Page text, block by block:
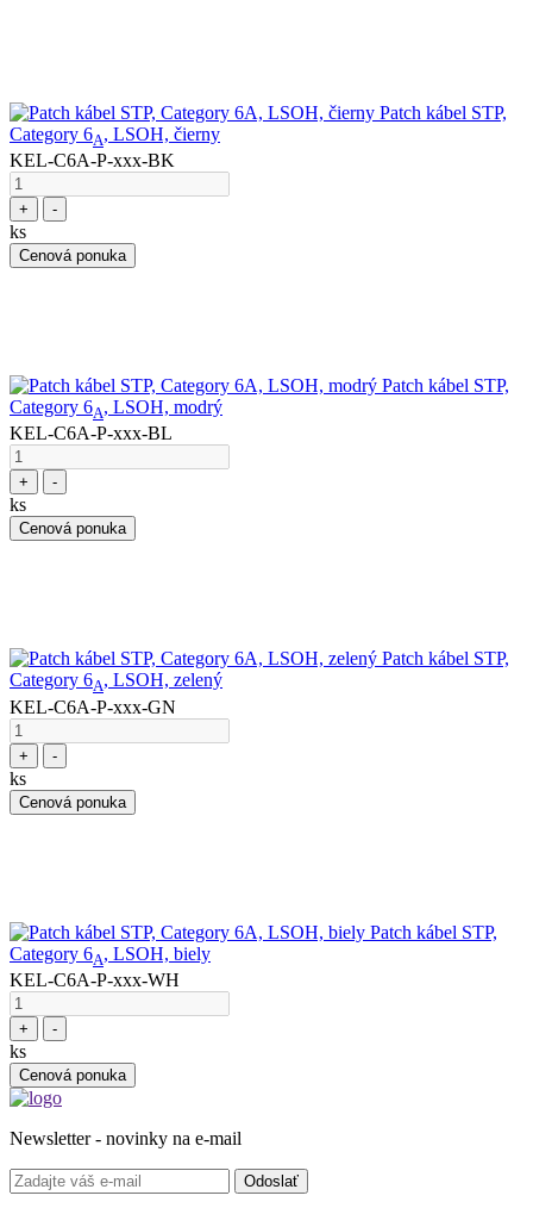
Patch kábel STP,
Category 6A, LSOH, čierny
KEL-C6A-P-xxx-BK
+ -
ks
Cenová ponuka
Patch kábel STP,
Category 6A, LSOH, modrý
KEL-C6A-P-xxx-BL
+ -
ks
Cenová ponuka
Patch kábel STP,
Category 6A, LSOH, zelený
KEL-C6A-P-xxx-GN
+ -
ks
Cenová ponuka
Patch kábel STP,
Category 6A, LSOH, biely
KEL-C6A-P-xxx-WH
+ -
ks
Cenová ponuka
Newsletter - novinky na e-mail
Odoslať